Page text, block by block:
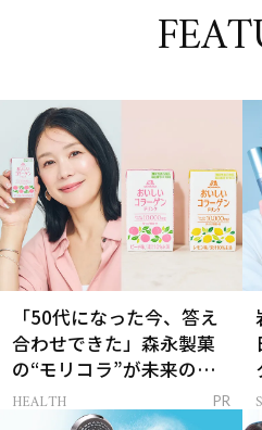
「50代になった今、答え
合わせできた」森永製菓
の“モリコラ”が未来のキ
レイを連れてくる！
HEALTH PR